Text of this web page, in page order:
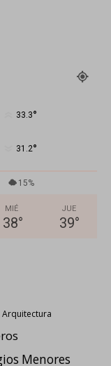
33.3°
31.2°
15%
MIÉ
38°
JUE
39°
Arquitectura
Menores